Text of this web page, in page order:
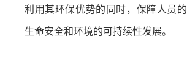
利用其环保优势的同时，保障人员的
生命安全和环境的可持续性发展。